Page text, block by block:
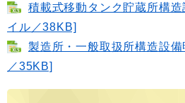
積載式移動タンク貯蔵所構
イル／38KB]
製造所・一般取扱所構造設
／35KB]